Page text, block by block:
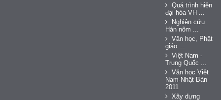
Quá trình hiện
đại hóa VH ...
Nghiên cứu
Hán nôm ...
Văn học, Phật
giáo ...
Việt Nam -
Trung Quốc ...
Văn học Việt
Nam-Nhật Bản
2011
Xây dựng